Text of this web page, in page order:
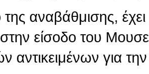
της αναβάθμισης,
είσοδο του
αντικειμένων για